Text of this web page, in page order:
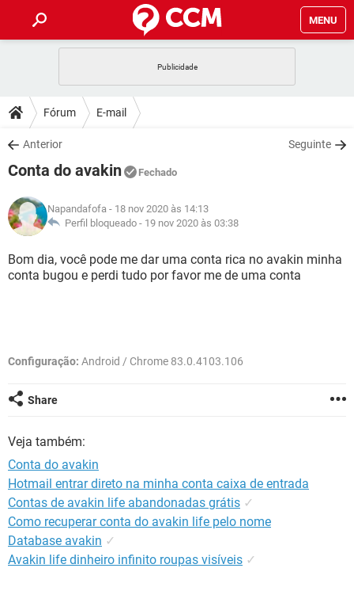
MENU
CELULAR
OUTLOOK
INSTAGRAM
GUIA DE COMPRAS
DICAS
JOGOS
INSTAGRAM GMAIL
GUIA DE COMPRAS
DOWNLOADS
JOGOS
CELULAR
OUTLOOK EXCEL
INSTAGRAM
GUIA DE COMPRAS
JOGOS WHATSAPP
CELULAR
OUTLOOK EXCEL
GLOSSÁRIO
JOGOS WHATSAPP
CELULAR FACEBOOK
GUIA DE COMPRAS
Fórum E-mail
Anterior Seguinte
Conta do avakin Fechado
Napandafofa - 18 nov 2020 às 14:13
Perfil bloqueado - 19 nov 2020 às 03:38
Bom dia, você pode me dar uma conta rica no avakin minha
conta bugou e perdi tudo por favor me de uma conta
Configuração: Android / Chrome 83.0.4103.106
Share
Veja também:
Conta do avakin
Hotmail entrar direto na minha conta caixa de entrada
Contas de avakin life abandonadas grátis ✓
Como recuperar conta do avakin life pelo nome
Database avakin ✓
Avakin life dinheiro infinito roupas visíveis ✓